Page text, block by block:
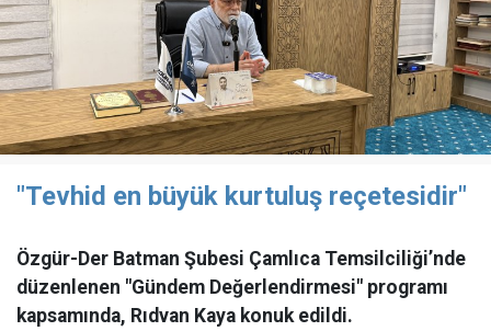
"Tevhid en büyük kurtuluş reçetesidir"
Özgür-Der Batman Şubesi Çamlıca Temsilciliği’nde
düzenlenen "Gündem Değerlendirmesi" programı
kapsamında, Rıdvan Kaya konuk edildi.